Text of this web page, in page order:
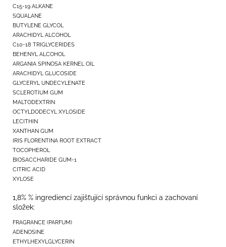
C15-19 ALKANE
SQUALANE
BUTYLENE GLYCOL
ARACHIDYL ALCOHOL
C10-18 TRIGLYCERIDES
BEHENYL ALCOHOL
ARGANIA SPINOSA KERNEL OIL
ARACHIDYL GLUCOSIDE
GLYCERYL UNDECYLENATE
SCLEROTIUM GUM
MALTODEXTRIN
OCTYLDODECYL XYLOSIDE
LECITHIN
XANTHAN GUM
IRIS FLORENTINA ROOT EXTRACT
TOCOPHEROL
BIOSACCHARIDE GUM-1
CITRIC ACID
XYLOSE
1,8% % ingrediencí zajišťující správnou funkci a zachovaní
složek:
FRAGRANCE (PARFUM)
ADENOSINE
ETHYLHEXYLGLYCERIN